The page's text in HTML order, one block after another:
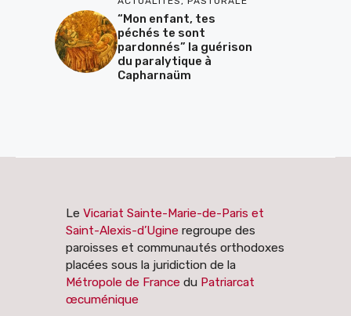
“Mon enfant, tes
péchés te sont
pardonnés” la guérison
du paralytique à
Capharnaüm
Le Vicariat Sainte-Marie-de-Paris et
Saint-Alexis-d’Ugine regroupe des
paroisses et communautés orthodoxes
placées sous la juridiction de la
Métropole de France du Patriarcat
œcuménique